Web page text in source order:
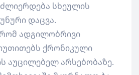
სხეულის
დაცვა.
რომ ადგილობრივი
ქრონიკული
აუცილებელ არსებობაზე.